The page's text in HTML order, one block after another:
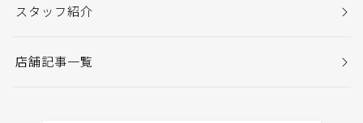
スタッフ紹介
店舗記事一覧